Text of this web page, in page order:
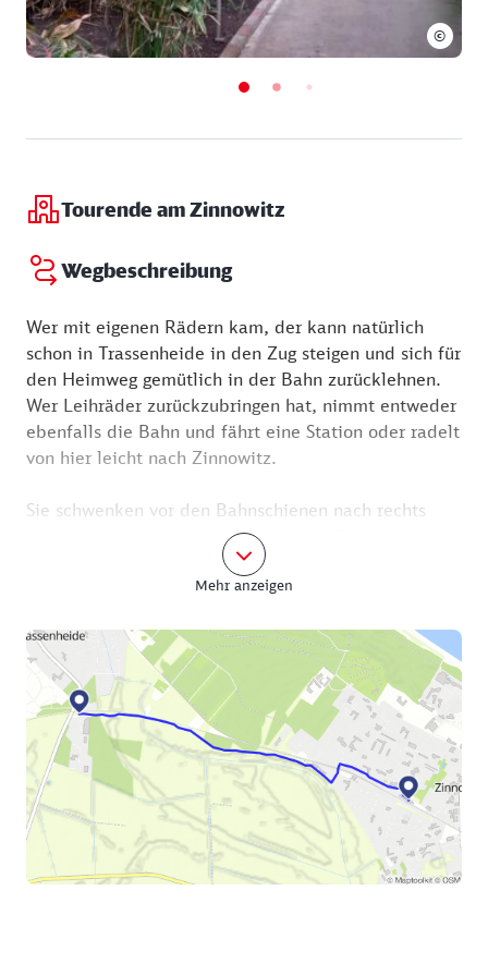
©
Tourende am Zinnowitz
Wegbeschreibung
Wer mit eigenen Rädern kam, der kann natürlich
schon in Trassenheide in den Zug steigen und sich für
den Heimweg gemütlich in der Bahn zurücklehnen.
Wer Leihräder zurückzubringen hat, nimmt entweder
ebenfalls die Bahn und fährt eine Station oder radelt
von hier leicht nach Zinnowitz.
Sie schwenken vor den Bahnschienen nach rechts
und folgen dem Weg, der parallel zur Bahnstrecke
Richtung Zinnowitz führt. Es geht durch Felder und
kleine Waldstücke. Der Weg wird bei den ersten
nehmen die erste Querstraße links, den Heideweg.
Über die Bahnschienen hinweg und dann nach rechts
kommen Sie direkt zum Bahnhof. Den Weg zu Ihrem
Radverleih in der Dr.-Wachsmann-Straße kennen Sie
schon.
Nach einem solch bewegten und bewegenden Tag
wird Ihnen ein gutes Essen sicher schmecken. Noch
in der Dr.-Wachsmann-Straße gibt es die Taverna
Thallassa, ein griechisches Restaurant, an welchem
Mehr anzeigen